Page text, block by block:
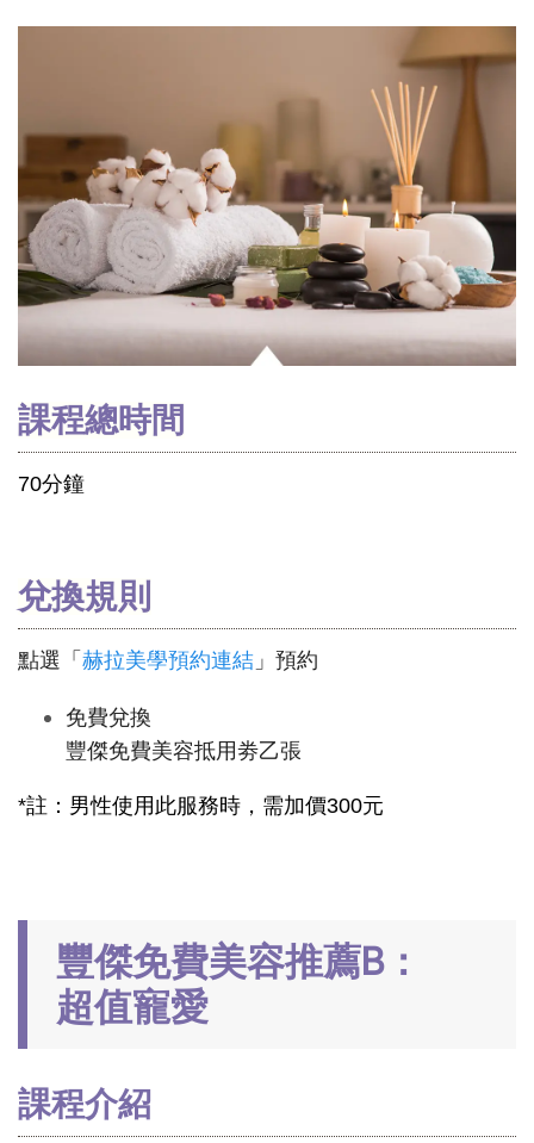
課程總時間
70分鐘
兌換規則
點選「 赫拉美學預約連結 」預約
免費兌換
豐傑免費美容抵用劵乙張
*註：男性使用此服務時，需加價300元
豐傑免費美容推薦B：
超值寵愛
課程介紹